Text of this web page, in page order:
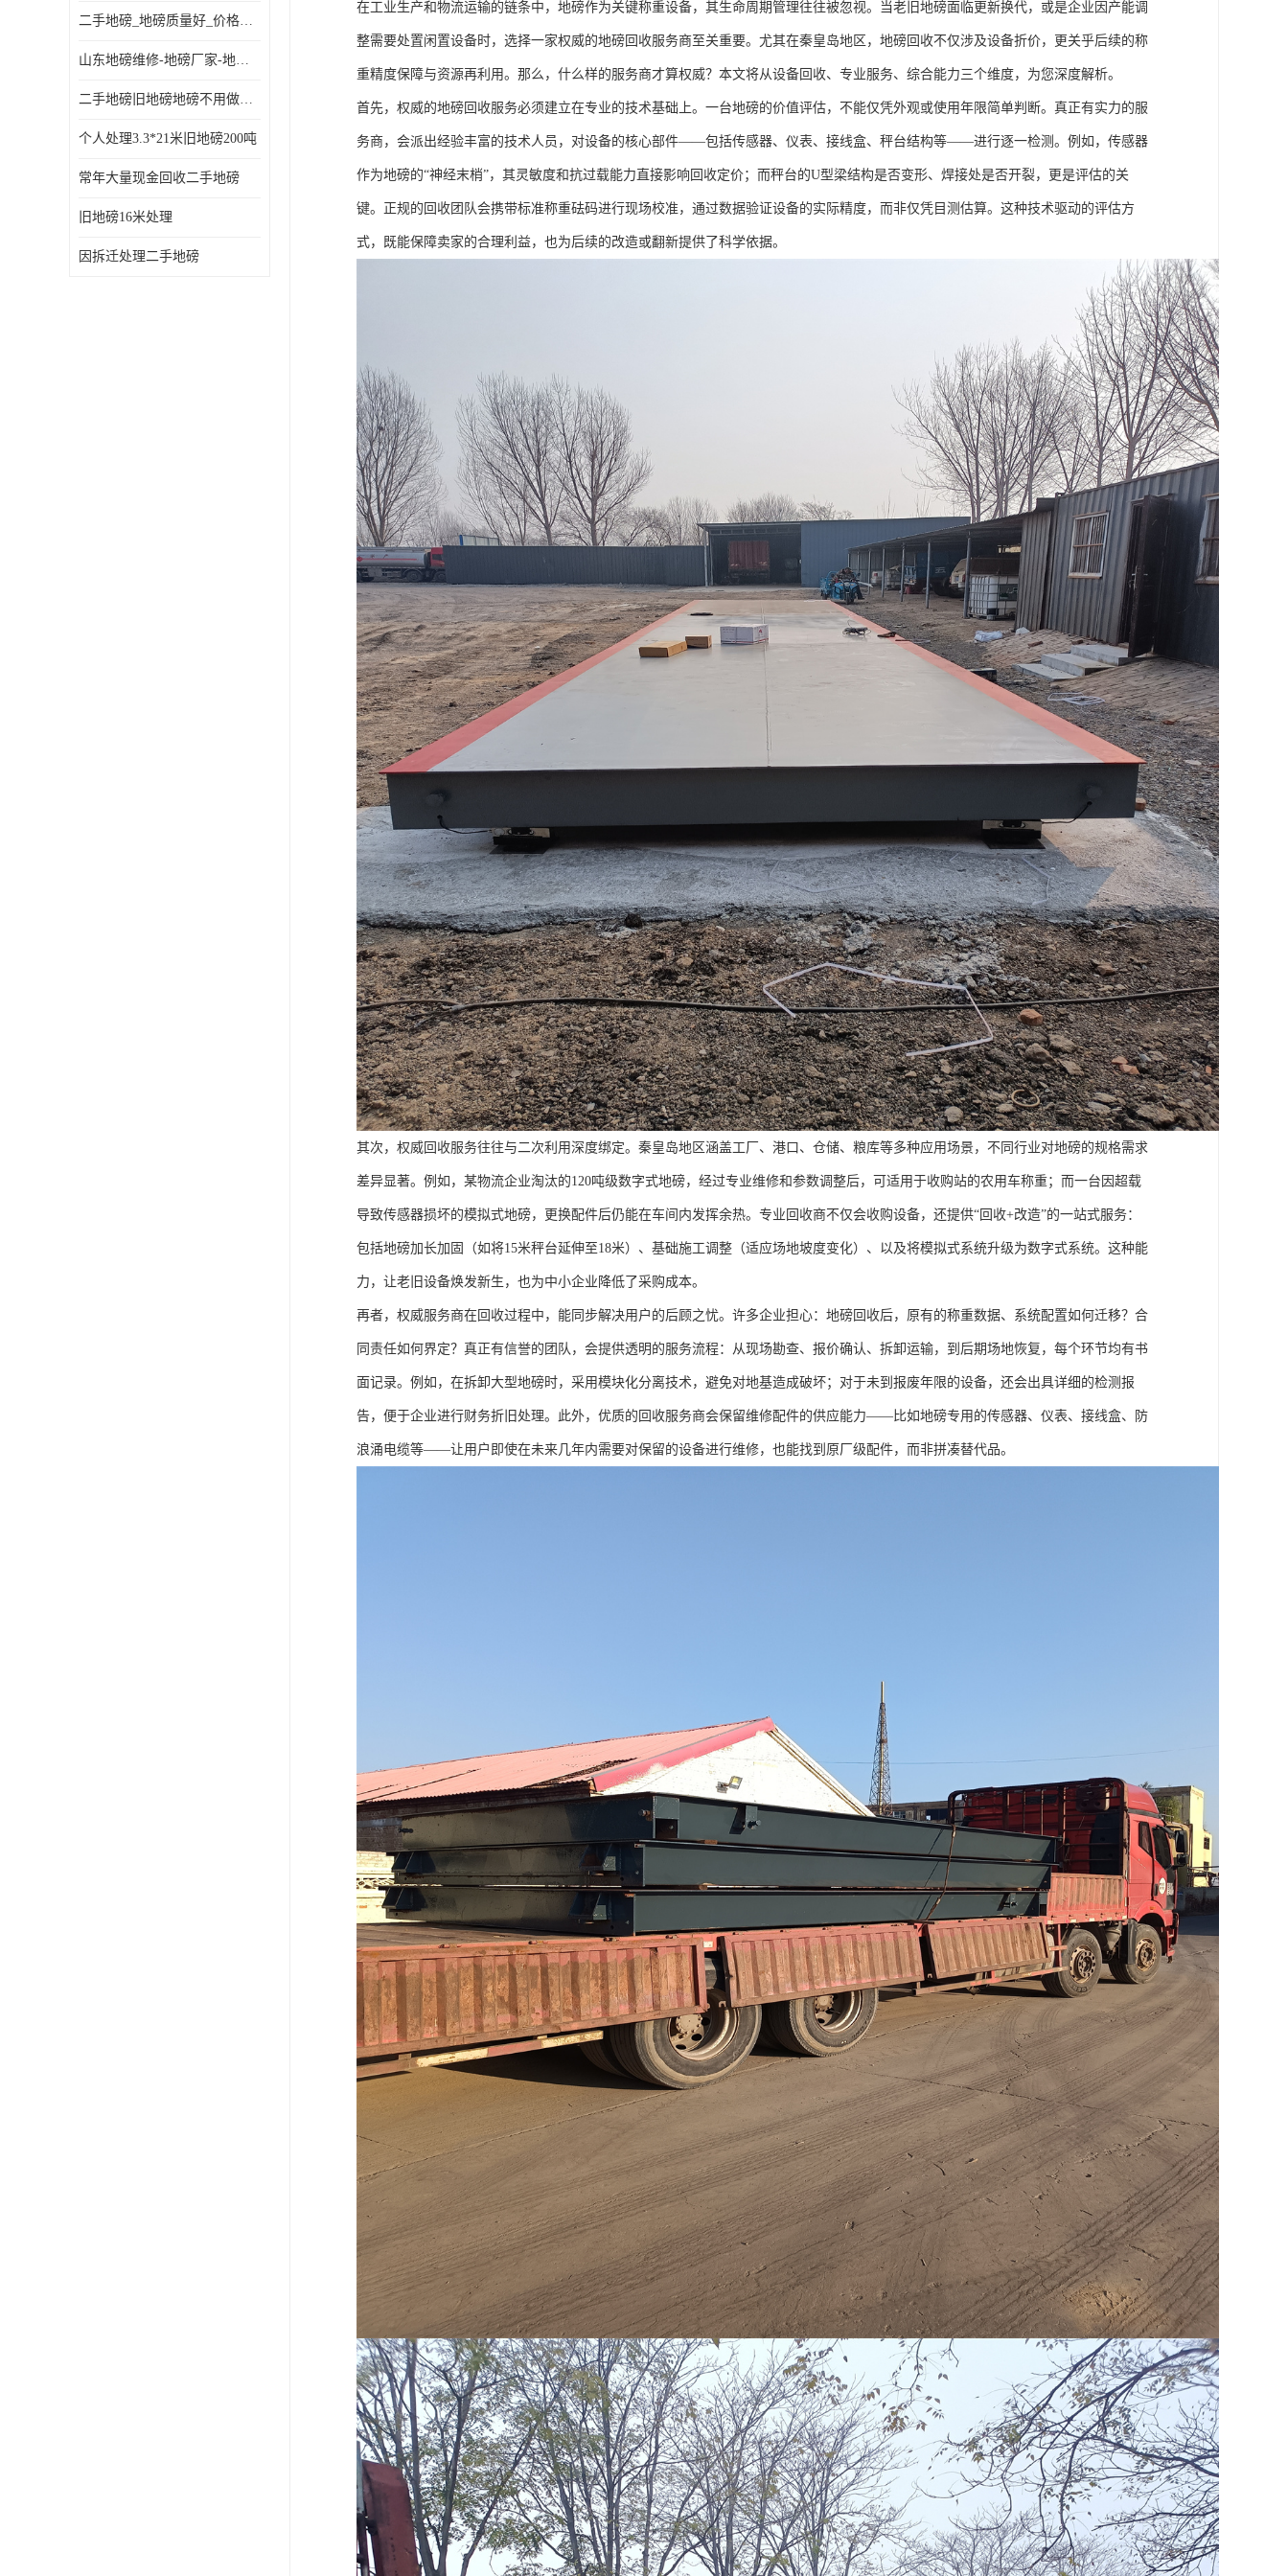
二手地磅_地磅质量好_价格便宜这里找【地磅行家】
山东地磅维修-地磅厂家-地磅价格-二手地磅
二手地磅旧地磅地磅不用做地基
个人处理3.3*21米旧地磅200吨
常年大量现金回收二手地磅
旧地磅16米处理
因拆迁处理二手地磅
在工业生产和物流运输的链条中，地磅作为关键称重设备，其生命周期管理往往被忽视。当老旧地磅面临更新换代，或是企业因产能调
整需要处置闲置设备时，选择一家权威的地磅回收服务商至关重要。尤其在秦皇岛地区，地磅回收不仅涉及设备折价，更关乎后续的称
重精度保障与资源再利用。那么，什么样的服务商才算权威？本文将从设备回收、专业服务、综合能力三个维度，为您深度解析。
首先，权威的地磅回收服务必须建立在专业的技术基础上。一台地磅的价值评估，不能仅凭外观或使用年限简单判断。真正有实力的服
务商，会派出经验丰富的技术人员，对设备的核心部件——包括传感器、仪表、接线盒、秤台结构等——进行逐一检测。例如，传感器
作为地磅的“神经末梢”，其灵敏度和抗过载能力直接影响回收定价；而秤台的U型梁结构是否变形、焊接处是否开裂，更是评估的关
键。正规的回收团队会携带标准称重砝码进行现场校准，通过数据验证设备的实际精度，而非仅凭目测估算。这种技术驱动的评估方
式，既能保障卖家的合理利益，也为后续的改造或翻新提供了科学依据。
其次，权威回收服务往往与二次利用深度绑定。秦皇岛地区涵盖工厂、港口、仓储、粮库等多种应用场景，不同行业对地磅的规格需求
差异显著。例如，某物流企业淘汰的120吨级数字式地磅，经过专业维修和参数调整后，可适用于收购站的农用车称重；而一台因超载
导致传感器损坏的模拟式地磅，更换配件后仍能在车间内发挥余热。专业回收商不仅会收购设备，还提供“回收+改造”的一站式服务：
包括地磅加长加固（如将15米秤台延伸至18米）、基础施工调整（适应场地坡度变化）、以及将模拟式系统升级为数字式系统。这种能
力，让老旧设备焕发新生，也为中小企业降低了采购成本。
再者，权威服务商在回收过程中，能同步解决用户的后顾之忧。许多企业担心：地磅回收后，原有的称重数据、系统配置如何迁移？合
同责任如何界定？真正有信誉的团队，会提供透明的服务流程：从现场勘查、报价确认、拆卸运输，到后期场地恢复，每个环节均有书
面记录。例如，在拆卸大型地磅时，采用模块化分离技术，避免对地基造成破坏；对于未到报废年限的设备，还会出具详细的检测报
告，便于企业进行财务折旧处理。此外，优质的回收服务商会保留维修配件的供应能力——比如地磅专用的传感器、仪表、接线盒、防
浪涌电缆等——让用户即使在未来几年内需要对保留的设备进行维修，也能找到原厂级配件，而非拼凑替代品。